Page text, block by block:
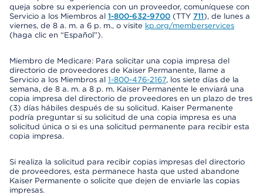
queja sobre su experiencia con un proveedor, comuníquese con
Servicio a los Miembros al 1-800-632-9700 (TTY 711), de lunes a
viernes, de 8 a. m. a 6 p. m., o visite kp.org/memberservices
(haga clic en “Español”).
Miembro de Medicare: Para solicitar una copia impresa del
directorio de proveedores de Kaiser Permanente, llame a
Servicio a los Miembros al 1-800-476-2167, los siete días de la
semana, de 8 a. m. a 8 p. m. Kaiser Permanente le enviará una
copia impresa del directorio de proveedores en un plazo de tres
(3) días hábiles después de su solicitud. Kaiser Permanente
podría preguntar si su solicitud de una copia impresa es una
solicitud única o si es una solicitud permanente para recibir esta
copia impresa.
Si realiza la solicitud para recibir copias impresas del directorio
de proveedores, esta permanece hasta que usted abandone
Kaiser Permanente o solicite que dejen de enviarle las copias
impresas.